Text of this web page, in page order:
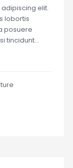
elit.
lobortis
posuere
tincidunt…